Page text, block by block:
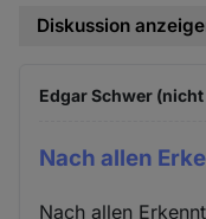
Diskussion
Edgar Schwer
Nach allen
Nach allen